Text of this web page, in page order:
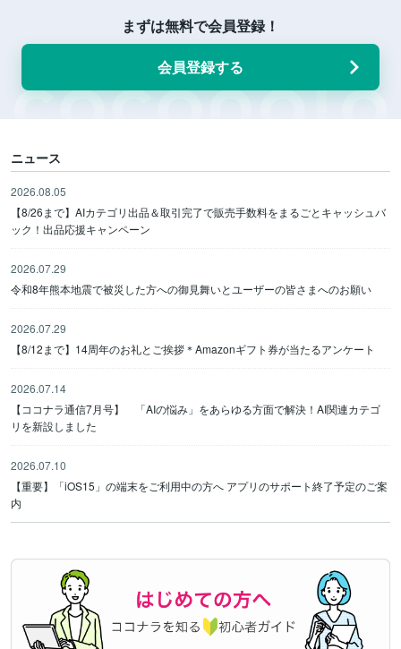
まずは無料で会員登録！
会員登録する
ニュース
2026.08.05
【8/26まで】AIカテゴリ出品＆取引完了で販売手数料をまるごとキャッシュバ
ック！出品応援キャンペーン
2026.07.29
令和8年熊本地震で被災した方への御見舞いとユーザーの皆さまへのお願い
2026.07.29
【8/12まで】14周年のお礼とご挨拶＊Amazonギフト券が当たるアンケート
2026.07.14
【ココナラ通信7月号】 「AIの悩み」をあらゆる方面で解決！AI関連カテゴ
リを新設しました
2026.07.10
【重要】「iOS15」の端末をご利用中の方へ アプリのサポート終了予定のご案
内